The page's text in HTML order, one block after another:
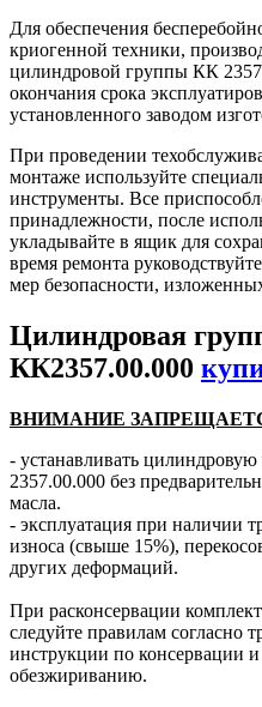
Для обеспечения
криогенной техники,
цилиндровой группы КК
окончания срока
установленного заводом
При проведении
монтаже используйте
инструменты. Все
принадлежности, после
укладывайте в ящик для
время ремонта
мер безопасности,
Цилиндровая
КК2357.00.000
ВНИМАНИЕ
- устанавливать
2357.00.000 без
масла.
- эксплуатация при наличии
износа (свыше 15%),
других деформаций.
При расконсервации
следуйте правилам согласно
инструкции по консервации и
обезжириванию.